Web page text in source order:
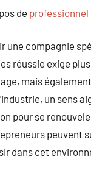
de professionnel
une compagnie
réussie exige plus
mais
un sens
pour se
peuvent
dans cet